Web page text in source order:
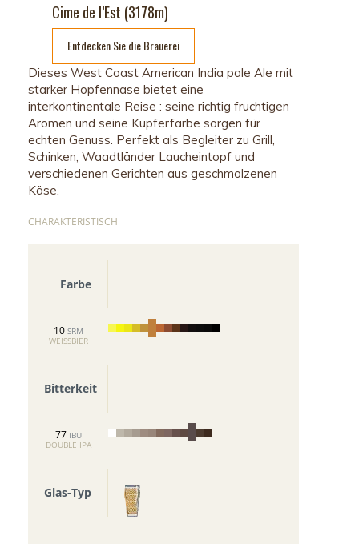
Cime de l’Est (3178m)
Entdecken Sie die Brauerei
Dieses West Coast American India pale Ale mit
starker Hopfennase bietet eine
interkontinentale Reise : seine richtig fruchtigen
Aromen und seine Kupferfarbe sorgen für
echten Genuss. Perfekt als Begleiter zu Grill,
Schinken, Waadtländer Laucheintopf und
verschiedenen Gerichten aus geschmolzenen
Käse.
CHARAKTERISTISCH
Farbe
10 SRM
WEISSBIER
Bitterkeit
77 IBU
DOUBLE IPA
Glas-Typ